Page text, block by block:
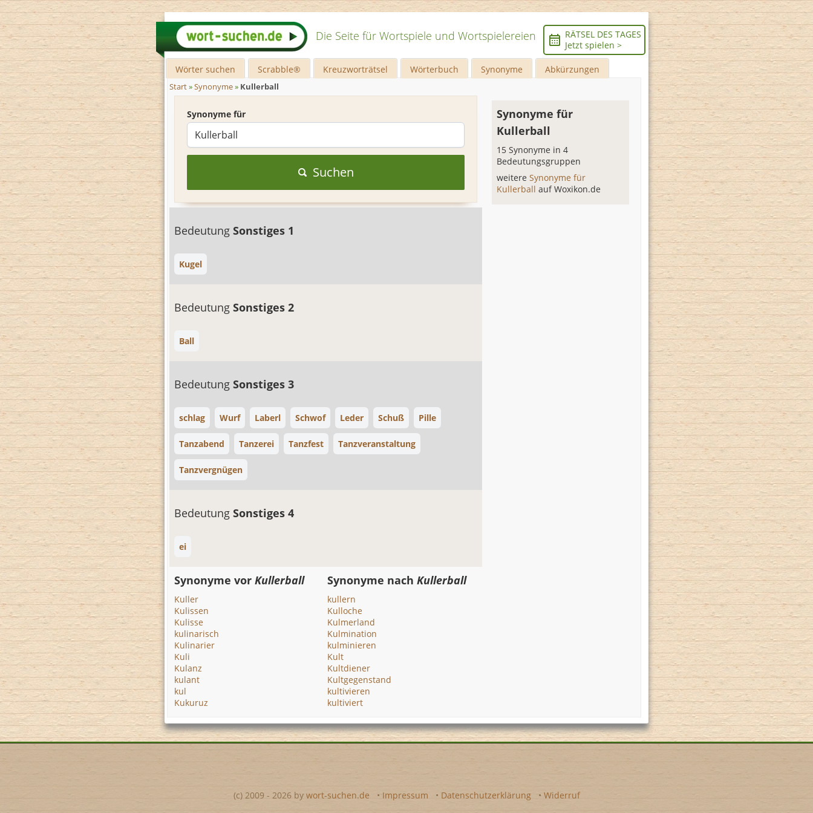
Die Seite für Wortspiele und Wortspielereien
RÄTSEL DES TAGES
Jetzt spielen >
Wörter suchen Scrabble® Kreuzworträtsel Wörterbuch Synonyme Abkürzungen
Start»Synonyme» Kullerball
Synonyme für
Suchen
Bedeutung Sonstiges 1
Kugel
Bedeutung Sonstiges 2
Ball
Bedeutung Sonstiges 3
schlag Wurf Laberl Schwof Leder Schuß Pille
Tanzabend Tanzerei Tanzfest Tanzveranstaltung
Tanzvergnügen
Bedeutung Sonstiges 4
ei
Synonyme für
Kullerball
15 Synonyme in 4
Bedeutungsgruppen
weitereSynonyme für
Kullerballauf Woxikon.de
Synonyme vor Kullerball
Kuller
Kulissen
Kulisse
kulinarisch
Kulinarier
Kuli
Kulanz
kulant
kul
Kukuruz
Synonyme nachKullerball
kullern
Kulloche
Kulmerland
Kulmination
kulminieren
Kult
Kultdiener
Kultgegenstand
kultivieren
kultiviert
(c) 2009 - 2026 by wort-suchen.de • Impressum • Datenschutzerklärung • Widerruf